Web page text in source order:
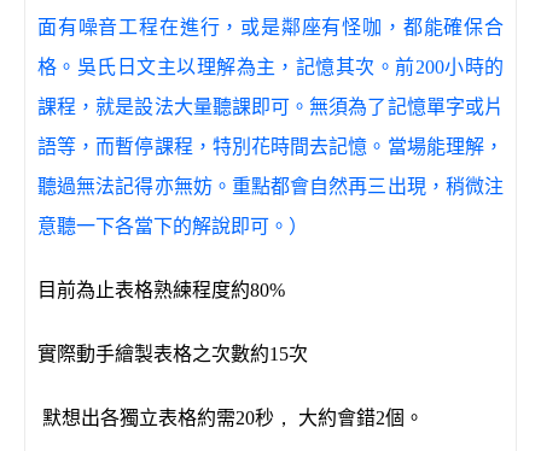
面有噪音工程在進行，或是鄰座有怪咖，都能確保合
格。吳氏日文主以理解為主，記憶其次。前200小時的
課程，就是設法大量聽課即可。無須為了記憶單字或片
語等，而暫停課程，特別花時間去記憶。當場能理解，
聽過無法記得亦無妨。重點都會自然再三出現，稍微注
意聽一下各當下的解說即可。）
目前為止表格熟練程度約80%
實際動手繪製表格之次數約15次
默想出各獨立表格約需20秒 ， 大約會錯2個。